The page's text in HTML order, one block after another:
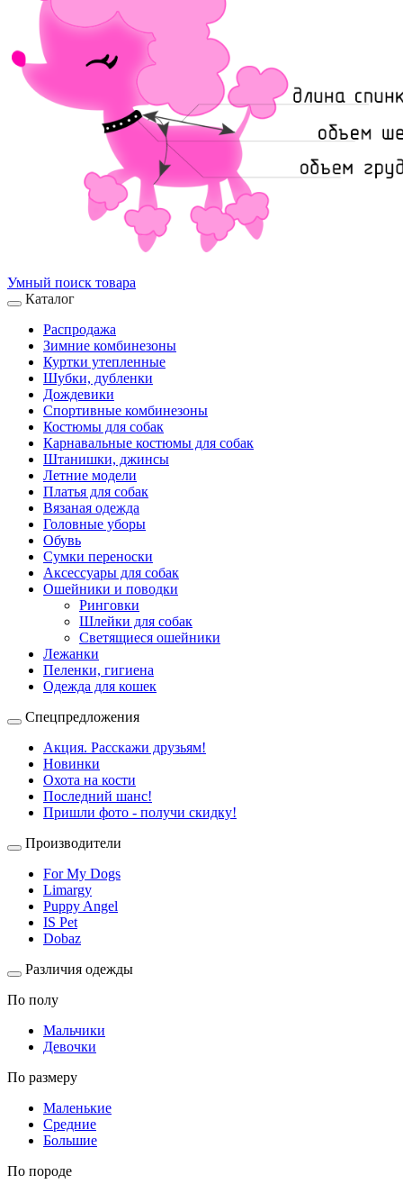
Умный поиск товара
Каталог
Распродажа
Зимние комбинезоны
Куртки утепленные
Шубки, дубленки
Дождевики
Спортивные комбинезоны
Костюмы для собак
Карнавальные костюмы для собак
Штанишки, джинсы
Летние модели
Платья для собак
Вязаная одежда
Головные уборы
Обувь
Сумки переноски
Аксессуары для собак
Ошейники и поводки
Ринговки
Шлейки для собак
Светящиеся ошейники
Лежанки
Пеленки, гигиена
Одежда для кошек
Спецпредложения
Акция. Расскажи друзьям!
Новинки
Охота на кости
Последний шанс!
Пришли фото - получи скидку!
Производители
For My Dogs
Limargy
Puppy Angel
IS Pet
Dobaz
Различия одежды
По полу
Мальчики
Девочки
По размеру
Маленькие
Средние
Большие
По породе